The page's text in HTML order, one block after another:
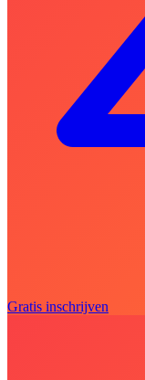
Gratis inschrijven